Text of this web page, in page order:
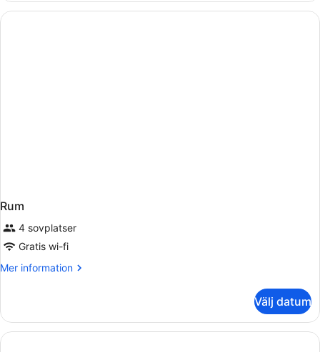
Rum
4 sovplatser
Gratis wi-fi
Mer information
Mer
Välj datum